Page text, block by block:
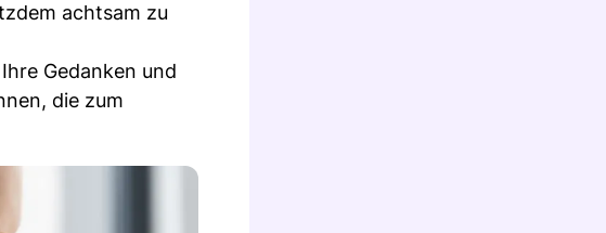
achtsam zu
Gedanken und
die zum